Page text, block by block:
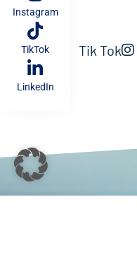
Tik Tok
Instagram
TikTok
LinkedIn